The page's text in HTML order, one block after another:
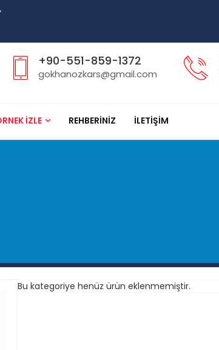
+90-551-859-1372
gokhanozkars@gmail.com
İZLE REHBERİNİZ İLETİŞİM
Bu kategoriye henüz ürün eklenmemiştir.